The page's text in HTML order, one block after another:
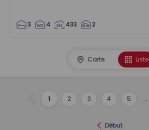
3 4 433 2
Carte Liste
Précédent
1 2 3 4 5 ...
Début